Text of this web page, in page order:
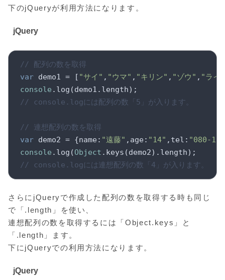
下のjQueryが利用方法になります。
jQuery
// 配列の数を取得
var demo1 = [ "サイ" , "ウマ" , "キリン" , "ゾウ" , "ライ
console
// console.logには配列の数「5」が入ります。
// 連想配列の数を取得
var demo2 = {name: "遠藤" ,age: "14" ,tel: "080-
console .log(Object
// console.logには連想配列の数「4」が入ります。
さらにjQueryで作成した配列の数を取得する時も同じ
で「.length」を使い、
連想配列の数を取得するには「Object.keys」と
「.length」ます。
下にjQueryでの利用方法になります。
jQuery